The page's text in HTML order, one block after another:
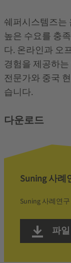
쉐퍼시스템즈는
높은 수요를 충
다. 온라인과 오
경험을 제공하
전문가와 중국
습니다.
다운로드
Suning 사례
Suning 사례연
파